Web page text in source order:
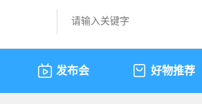
发布会 好物推荐